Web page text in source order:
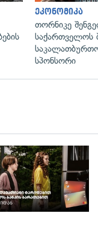
ეკონომიკა
თორნიკე
საქართველოს
სპონსორი